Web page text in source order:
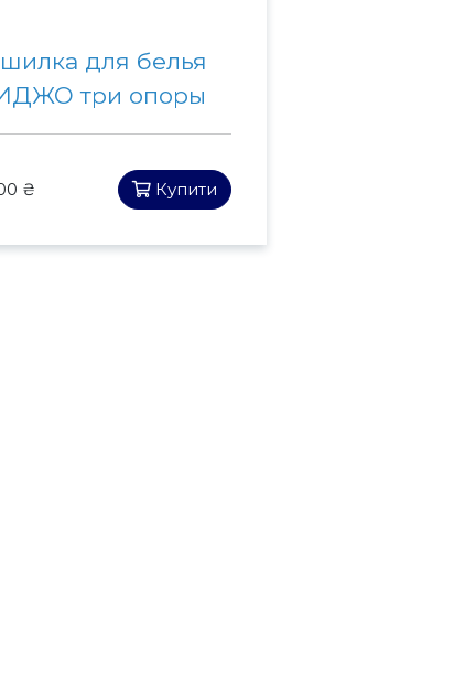
для белья
три опоры
₴ Купити